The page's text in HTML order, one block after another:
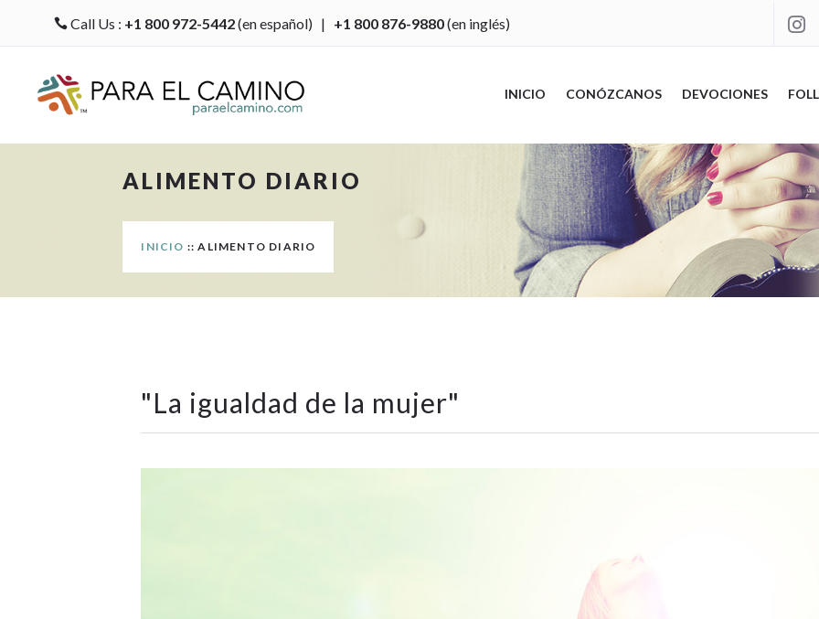
Call Us : +1 800 972-5442(en español) | +1 800 876-9880(en inglés) 
INICIO CONÓZCANOS DEVOCIONES
ALIMENTO DIARIO
INICIO :: ALIMENTO DIARIO
"La igualdad de la mujer"